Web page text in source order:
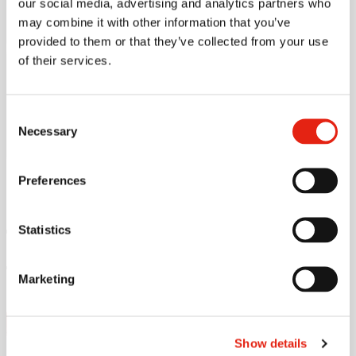
our social media, advertising and analytics partners who
may combine it with other information that you’ve
provided to them or that they’ve collected from your use
of their services.
Selection
Necessary
Preferences
Statistics
Marketing
Show details
Tutustu
tietoturvapalveluihimme